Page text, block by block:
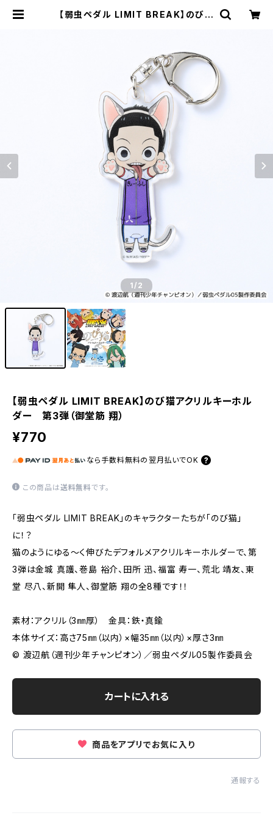
【弱虫ペダル LIMIT BREAK】のび猫
1/2
【弱虫ペダル LIMIT BREAK】のび猫アクリルキーホル
ダー 第3弾（御堂筋 翔）
¥770
なら 手数料無料の 翌月払いでOK
この商品は送料無料です。
「弱虫ペダル LIMIT BREAK」のキャラクターたちが「のび猫」
に！？
猫のようにゆる〜く伸びたデフォルメアクリルキーホルダーで、第
3弾は金城 真護、巻島 裕介、田所 迅、福富 寿一、荒北 靖友、東
堂 尽八、新開 隼人、御堂筋 翔の全8種です！！
素材：アクリル（3㎜厚） 金具：鉄・真鍮
本体サイズ：高さ75㎜（以内）×幅35㎜（以内）×厚さ3㎜
© 渡辺航（週刊少年チャンピオン）／弱虫ペダル05製作委員会
カートに入れる
商品をアプリでお気に入り
通報する